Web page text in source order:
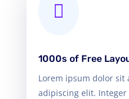

1000s of Free
Lorem ipsum dolor sit
adipiscing elit. Integer